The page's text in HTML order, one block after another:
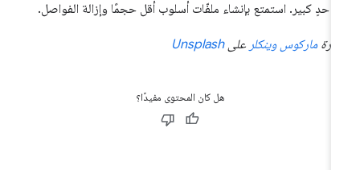
حدٍ كبير. استمتع بإنشاء ملفّات أسلوب أقل حجمًا وإزالة الفواصل.
ماركوس وينكلرعلىUnsplash
هل كان المحتوى مفيدًا؟